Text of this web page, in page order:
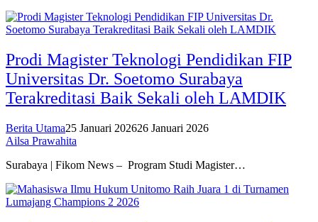
Prodi Magister Teknologi Pendidikan FIP
Universitas Dr. Soetomo Surabaya
Terakreditasi Baik Sekali oleh LAMDIK
Berita Utama25 Januari 202626 Januari 2026
Ailsa Prawahita
Surabaya | Fikom News – Program Studi Magister…